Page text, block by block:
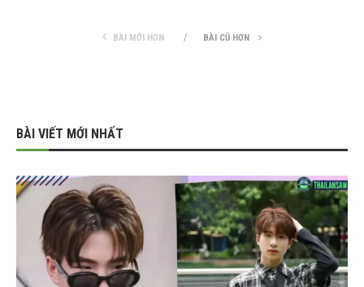
BÀI MỚI HƠN BÀI CŨ HƠN
BÀI VIẾT MỚI NHẤT